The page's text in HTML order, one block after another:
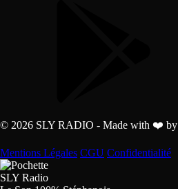
© 2026 SLY RADIO - Made with ❤️ by
Mentions Légales CGU Confidentialité
SLY Radio